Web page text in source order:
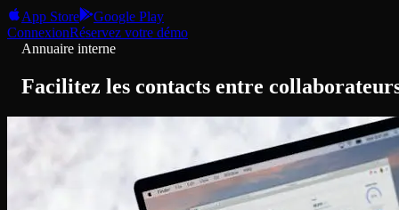
App Store
Google Play
ConnexionRéservez votre démo
Annuaire interne
Facilitez les contacts entre